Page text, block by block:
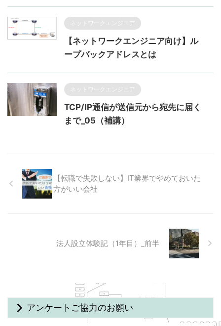
ネットワークエンジニア
【ネットワークエンジニア向け】ル
ープバックアドレスとは
ネットワークエンジニア
TCP/IP通信が送信元から宛先に届く
まで_05（補講）
【転職で失敗しない】IT業界でやめておいた
方がいい会社
法人設立体験記（1年目）_前半
アンケートご協力のお願い